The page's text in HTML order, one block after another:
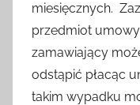
miesięcznych.
przedmiot umowy
zamawiający
odstąpić płacąc
takim wypadku